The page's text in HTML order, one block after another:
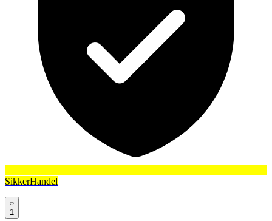
SikkerHandel
1